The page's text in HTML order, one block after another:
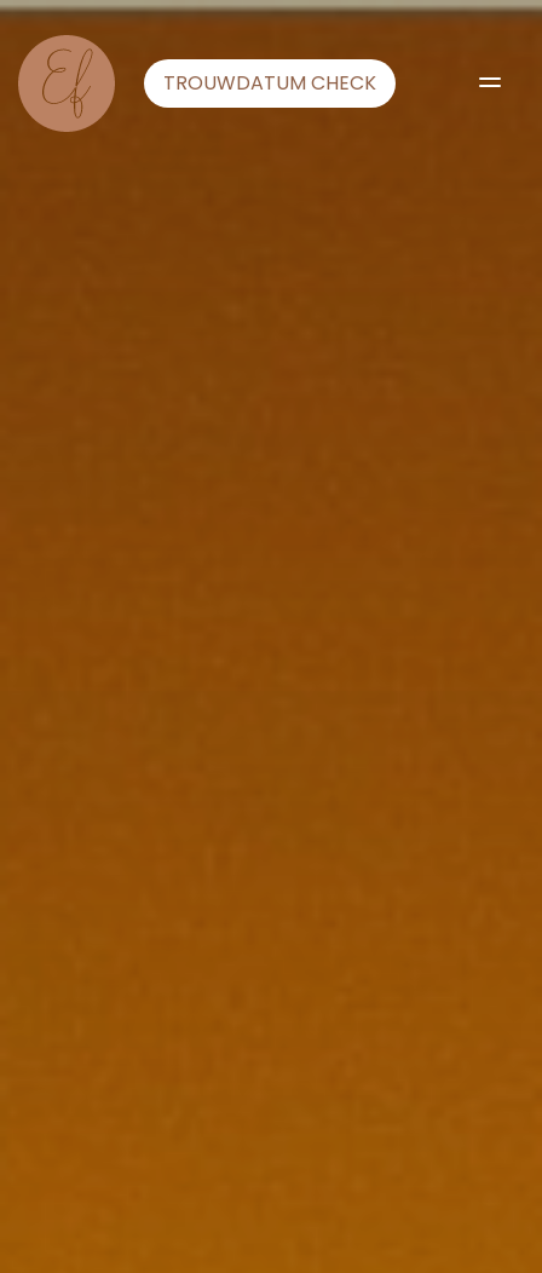
TROUWDATUM CHECK